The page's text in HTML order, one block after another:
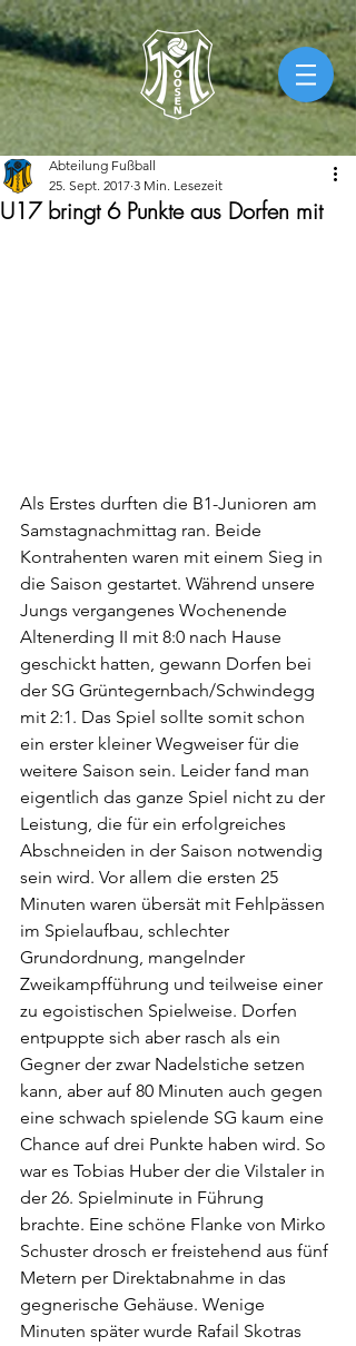
U17 bringt 6 Punkte aus Dorfen mit
Abteilung Fußball
25. Sept. 2017 3 Min. Lesezeit
Als Erstes durften die B1-Junioren am
Samstagnachmittag ran. Beide
Kontrahenten waren mit einem Sieg in
die Saison gestartet. Während unsere
Jungs vergangenes Wochenende
Altenerding II mit 8:0 nach Hause
geschickt hatten, gewann Dorfen bei
der SG Grüntegernbach/Schwindegg
mit 2:1. Das Spiel sollte somit schon
ein erster kleiner Wegweiser für die
weitere Saison sein. Leider fand man
eigentlich das ganze Spiel nicht zu der
Leistung, die für ein erfolgreiches
Abschneiden in der Saison notwendig
sein wird. Vor allem die ersten 25
Minuten waren übersät mit Fehlpässen
im Spielaufbau, schlechter
Grundordnung, mangelnder
Zweikampfführung und teilweise einer
zu egoistischen Spielweise. Dorfen
entpuppte sich aber rasch als ein
Gegner der zwar Nadelstiche setzen
kann, aber auf 80 Minuten auch gegen
eine schwach spielende SG kaum eine
Chance auf drei Punkte haben wird. So
war es Tobias Huber der die Vilstaler in
der 26. Spielminute in Führung
brachte. Eine schöne Flanke von Mirko
Schuster drosch er freistehend aus fünf
Metern per Direktabnahme in das
gegnerische Gehäuse. Wenige
Minuten später wurde Rafail Skotras